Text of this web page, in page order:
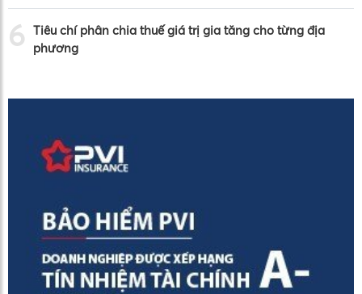
6 Tiêu chí phân chia thuế giá trị gia tăng cho từng địa
phương